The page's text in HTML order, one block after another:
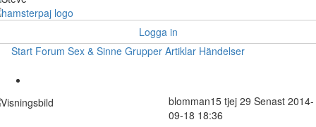
Logga in
Start Forum Sex & Sinne Grupper Artiklar Händelser
blomman15 tjej 29 Senast 2014-
09-18 18:36